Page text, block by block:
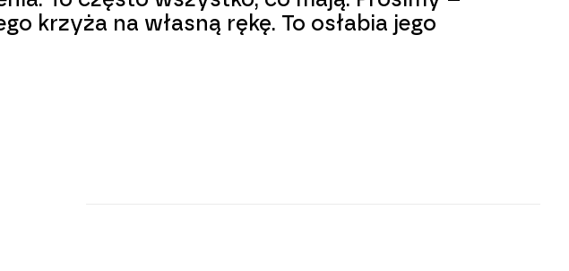
krzyża na własną rękę. To osłabia jego